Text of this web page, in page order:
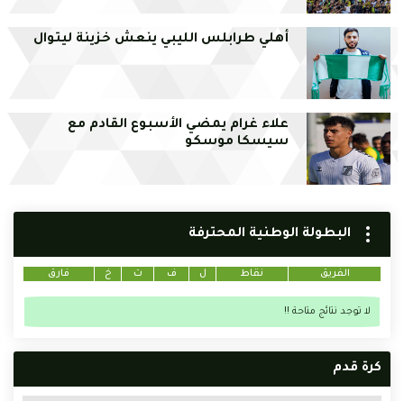
أهلي طرابلس الليبي ينعش خزينة ليتوال
علاء غرام يمضي الأسبوع القادم مع
سيسكا موسكو
البطولة الوطنية المحترفة
الفريق نقاط ل ف ت خ فارق
لا توجد نتائج متاحة !!
كرة قدم